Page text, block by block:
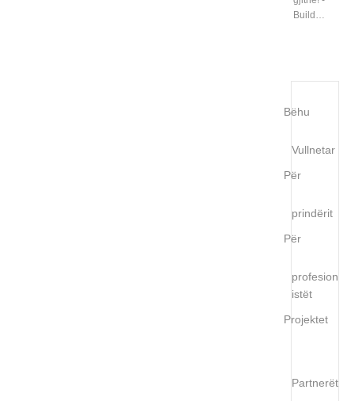
Build…
Bëhu
Vullnetar
Për
prindërit
Për
profesion
istët
Projektet
Partnerët